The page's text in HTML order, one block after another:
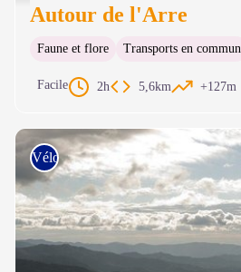
Autour de l'Arre
Faune et flore Transports en commun
Facile 2h 5,6km +127m
Vélo de route